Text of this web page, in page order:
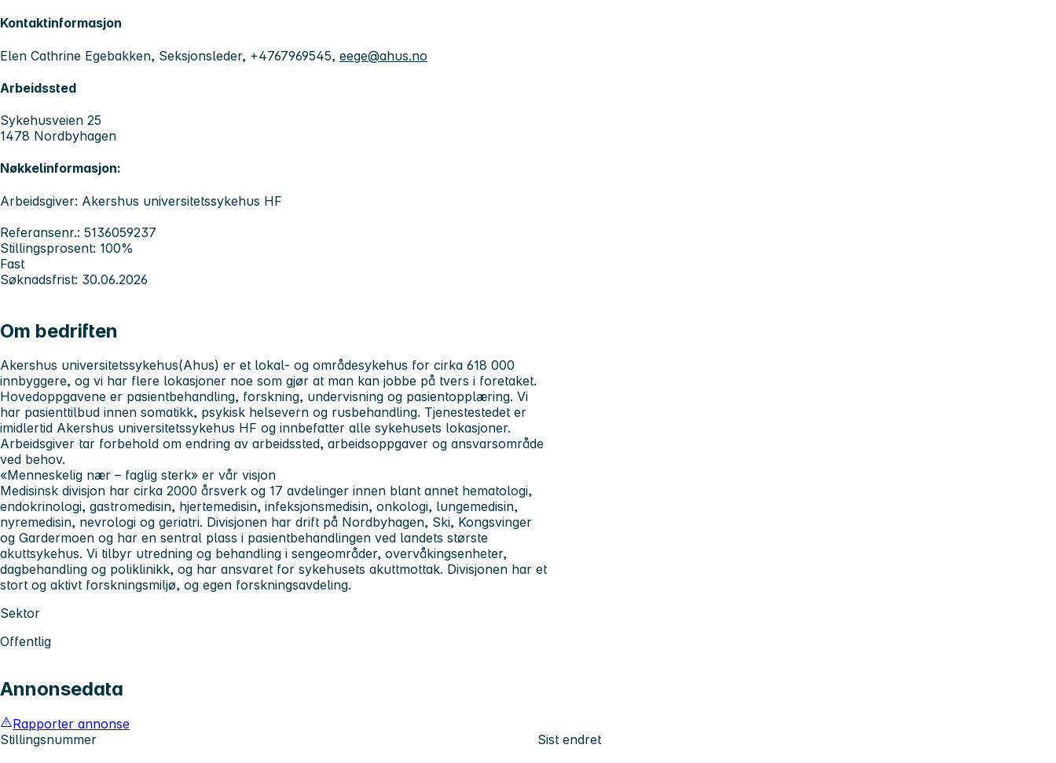
Kontaktinformasjon
Elen Cathrine Egebakken, Seksjonsleder, +4767969545, eege@ahus.no
Arbeidssted
Sykehusveien 25
1478 Nordbyhagen
Nøkkelinformasjon:
Arbeidsgiver: Akershus universitetssykehus HF
Referansenr.: 5136059237
Stillingsprosent: 100%
Fast
Søknadsfrist: 30.06.2026
Om bedriften
Akershus universitetssykehus(Ahus) er et lokal- og områdesykehus for cirka 618 000
innbyggere, og vi har flere lokasjoner noe som gjør at man kan jobbe på tvers i foretaket.
Hovedoppgavene er pasientbehandling, forskning, undervisning og pasientopplæring. Vi
har pasienttilbud innen somatikk, psykisk helsevern og rusbehandling. Tjenestestedet er
imidlertid Akershus universitetssykehus HF og innbefatter alle sykehusets lokasjoner.
Arbeidsgiver tar forbehold om endring av arbeidssted, arbeidsoppgaver og ansvarsområde
ved behov.
«Menneskelig nær – faglig sterk» er vår visjon
Medisinsk divisjon har cirka 2000 årsverk og 17 avdelinger innen blant annet hematologi,
endokrinologi, gastromedisin, hjertemedisin, infeksjonsmedisin, onkologi, lungemedisin,
nyremedisin, nevrologi og geriatri. Divisjonen har drift på Nordbyhagen, Ski, Kongsvinger
og Gardermoen og har en sentral plass i pasientbehandlingen ved landets største
akuttsykehus. Vi tilbyr utredning og behandling i sengeområder, overvåkingsenheter,
dagbehandling og poliklinikk, og har ansvaret for sykehusets akuttmottak. Divisjonen har et
stort og aktivt forskningsmiljø, og egen forskningsavdeling.
Sektor
Offentlig
Annonsedata
Rapporter annonse
Stillingsnummer
Sist endret